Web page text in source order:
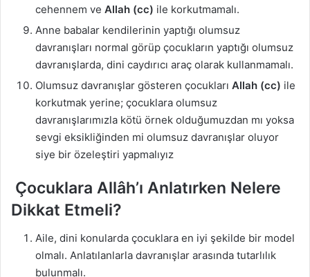
cehennem ve Allah (cc) ile korkutmamalı.
Anne babalar kendilerinin yaptığı olumsuz
davranışları normal görüp çocukların yaptığı olumsuz
davranışlarda, dini caydırıcı araç olarak kullanmamalı.
Olumsuz davranışlar gösteren çocukları Allah (cc) ile
korkutmak yerine; çocuklara olumsuz
davranışlarımızla kötü örnek olduğumuzdan mı yoksa
sevgi eksikliğinden mi olumsuz davranışlar oluyor
siye bir özeleştiri yapmalıyız
Çocuklara Allâh’ı Anlatırken Nelere
Dikkat Etmeli?
Aile, dini konularda çocuklara en iyi şekilde bir model
olmalı. Anlatılanlarla davranışlar arasında tutarlılık
bulunmalı.